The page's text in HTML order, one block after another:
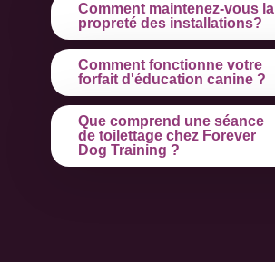
Comment maintenez-vous la
propreté des installations?
Comment fonctionne votre
forfait d'éducation canine ?
Que comprend une séance
de toilettage chez Forever
Dog Training ?